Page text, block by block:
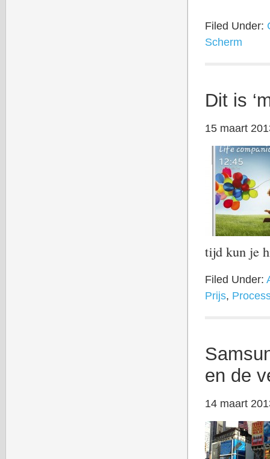
Filed Under:
Scherm
Dit is
15 maart
tijd kun je
Filed Under:
Prijs,
en de
14 maart